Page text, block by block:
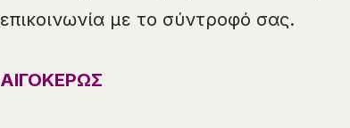
επικοινωνία με το σύντροφό σας.
ΑΙΓΟΚΕΡΩΣ